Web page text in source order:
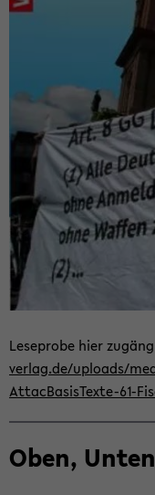
Le­se­pro­be hier
verlag.de/uploads/
AttacBasisTexte-61-
Oben,